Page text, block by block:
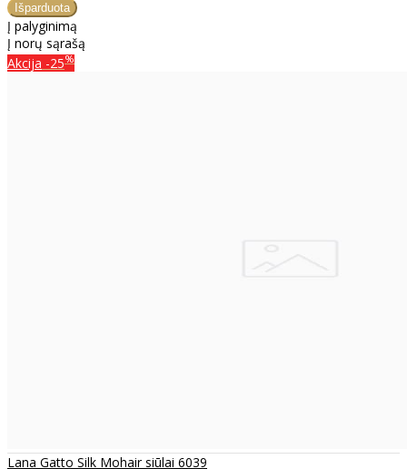
Į palyginimą
Į norų sąrašą
Akcija -25%
Lana Gatto Silk Mohair siūlai 6039